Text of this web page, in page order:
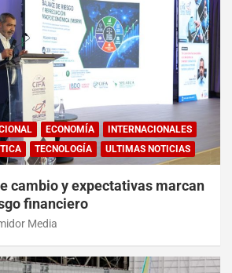
ECONOMÍA
INTERNACIONALES
TECNOLOGÍA ULTIMAS NOTICIAS
cambio y expectativas marcan
financiero
Media